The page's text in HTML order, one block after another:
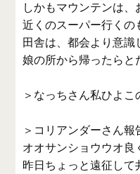
しかもマウンテンは
近くのスーパー行く
田舎は、都会より意
娘の所から帰ったら
＞なっちさん私ひよ
＞コリアンダーさん
オオサンショウウオ良
昨日ちょっと遠征して